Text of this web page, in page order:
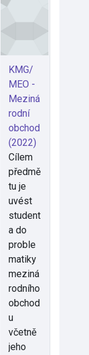
KMG/
MEO -
Meziná
rodní
obchod
(2022)
Cílem
předmě
tu je
uvést
student
a do
proble
matiky
meziná
rodního
obchod
u
včetně
jeho